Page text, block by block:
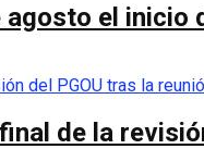
el
de la